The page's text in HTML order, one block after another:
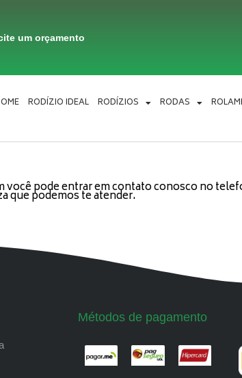
um orçamento
RODÍZIO IDEAL RODÍZIOS RODAS
pode entrar em contato conosco no
que podemos te atender.
Métodos de pagamento